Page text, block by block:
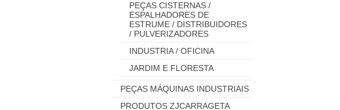
PEÇAS CISTERNAS /
ESPALHADORES DE
ESTRUME / DISTRIBUIDORES
/ PULVERIZADORES
INDUSTRIA / OFICINA
JARDIM E FLORESTA
PEÇAS MÁQUINAS INDUSTRIAIS
PRODUTOS ZJCARRAGETA